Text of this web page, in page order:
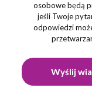
osobowe będą
jeśli Twoje
odpowiedzi